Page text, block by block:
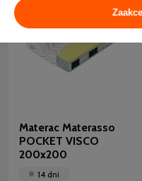
Materac Materasso
POCKET VISCO
200x200
14 dni